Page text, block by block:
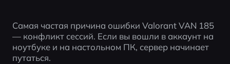
Самая частая причина ошибки Valorant VAN 185
— конфликт сессий. Если вы вошли в аккаунт на
ноутбуке и на настольном ПК, сервер начинает
путаться.